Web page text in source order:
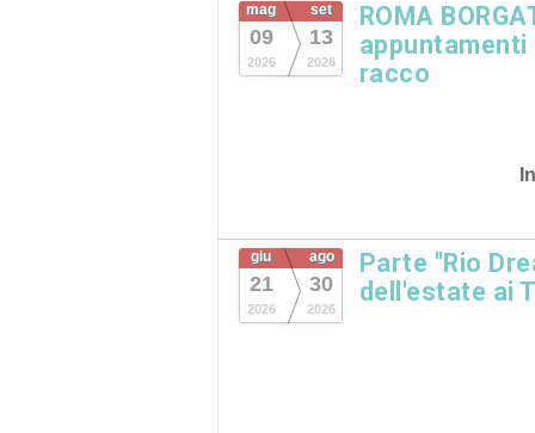
mag
09
2026
set
13
2026
ROMA
racco
giu
21
2026
ago
30
2026
Parte "Rio
dell'estate ai